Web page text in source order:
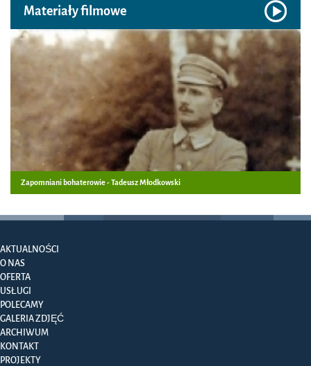
Materiały filmowe
Zapomniani bohaterowie - Tadeusz Młodkowski
AKTUALNOŚCI
O NAS
OFERTA
USŁUGI
POLECAMY
GALERIA ZDJĘĆ
ARCHIWUM
KONTAKT
PROJEKTY